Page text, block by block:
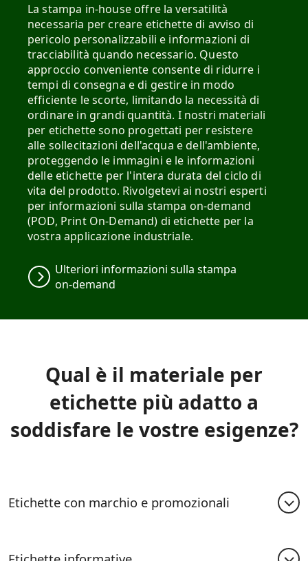
La stampa in-house offre la versatilità
necessaria per creare etichette di avviso di
pericolo personalizzabili e informazioni di
tracciabilità quando necessario. Questo
approccio conveniente consente di ridurre i
tempi di consegna e di gestire in modo
efficiente le scorte, limitando la necessità di
ordinare in grandi quantità. I nostri materiali
per etichette sono progettati per resistere
alle sollecitazioni dell'acqua e dell'ambiente,
proteggendo le immagini e le informazioni
delle etichette per l'intera durata del ciclo di
vita del prodotto. Rivolgetevi ai nostri esperti
per informazioni sulla stampa on-demand
(POD, Print On-Demand) di etichette per la
vostra applicazione industriale.
Ulteriori informazioni sulla stampa
on-demand
Qual è il materiale per
etichette più adatto a
soddisfare le vostre esigenze?
Etichette con marchio e promozionali
selezionati, le nostre etichette con marchio e